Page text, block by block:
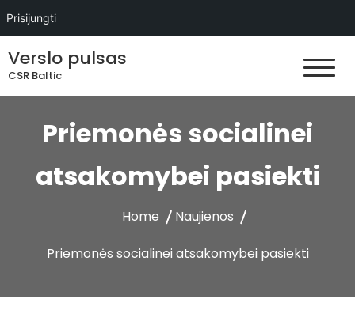
Prisijungti
toVerslo pulsas
CSR Baltic
Priemonės socialinei
atsakomybei pasiekti
Home Naujienos
Priemonės socialinei atsakomybei pasiekti